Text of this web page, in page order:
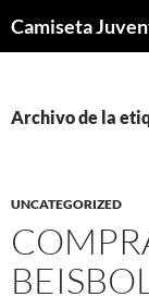
Archivo de la
UNCATEGORIZED
BEISBOL